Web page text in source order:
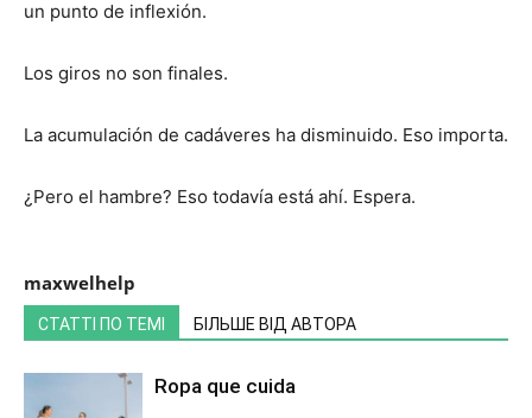
un punto de inflexión.
Los giros no son finales.
La acumulación de cadáveres ha disminuido. Eso importa.
¿Pero el hambre? Eso todavía está ahí. Espera.
maxwelhelp
СТАТТІ ПО ТЕМІ БІЛЬШЕ ВІД АВТОРА
Ropa que cuida